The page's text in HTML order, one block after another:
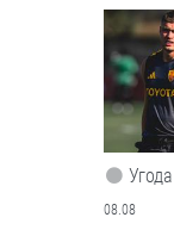
08.08